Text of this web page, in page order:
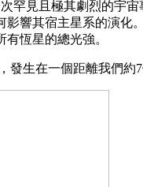
罕見且極其劇烈的宇
響其宿主星系的演
恆星的總光強。
發生在一個距離我們